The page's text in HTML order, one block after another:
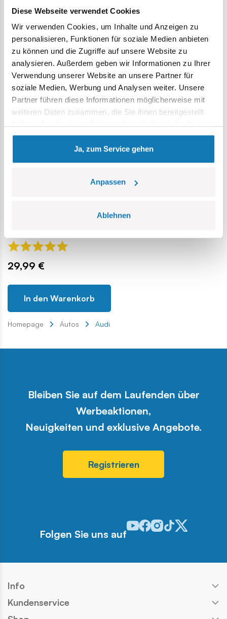
Diese Webseite verwendet Cookies
Wir verwenden Cookies, um Inhalte und Anzeigen zu
personalisieren, Funktionen für soziale Medien anbieten
zu können und die Zugriffe auf unsere Website zu
analysieren. Außerdem geben wir Informationen zu Ihrer
Verwendung unserer Website an unsere Partner für
soziale Medien, Werbung und Analysen weiter. Unsere
Partner führen diese Informationen möglicherweise mit
weiteren Daten zusammen, die Sie ihnen bereitgestellt
gesammelt haben.
Ja, zum Service gehen
Anpassen
Ablehnen
29,99 €
In den Warenkorb
16,99 €
In den Warenkorb
29,99 €
In den Warenkorb
Homepage Autos Audi
Bleiben Sie auf dem Laufenden über
Werbeaktionen,
Neuigkeiten und exklusive Angebote.
Registrieren
Folgen Sie uns auf
Odwiedź nasz profil w
Odwiedź nasz profil w
Odwiedź nasz profil w
Odwiedź nasz
Odwiedź nasz
Info
Kundenservice